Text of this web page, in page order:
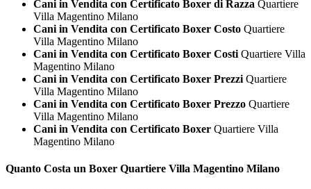
Cani in Vendita con Certificato Boxer di Razza Quartiere
Villa Magentino Milano
Cani in Vendita con Certificato Boxer Costo Quartiere
Villa Magentino Milano
Cani in Vendita con Certificato Boxer Costi Quartiere Villa
Magentino Milano
Cani in Vendita con Certificato Boxer Prezzi Quartiere
Villa Magentino Milano
Cani in Vendita con Certificato Boxer Prezzo Quartiere
Villa Magentino Milano
Cani in Vendita con Certificato Boxer Quartiere Villa
Magentino Milano
Quanto Costa un Boxer Quartiere Villa Magentino Milano